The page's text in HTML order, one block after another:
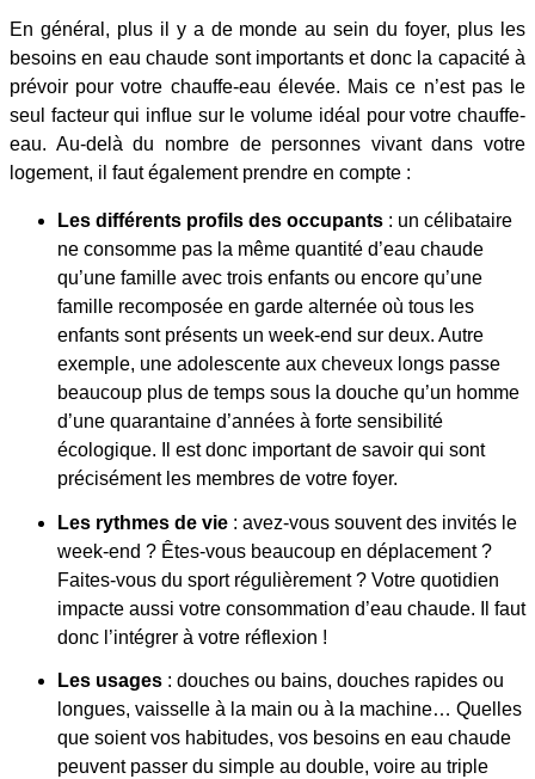
En général, plus il y a de monde au sein du foyer, plus les
besoins en eau chaude sont importants et donc la capacité à
prévoir pour votre chauffe-eau élevée. Mais ce n’est pas le
seul facteur qui influe sur le volume idéal pour votre chauffe-
eau. Au-delà du nombre de personnes vivant dans votre
logement, il faut également prendre en compte :
Les différents profils des occupants : un célibataire
ne consomme pas la même quantité d’eau chaude
qu’une famille avec trois enfants ou encore qu’une
famille recomposée en garde alternée où tous les
enfants sont présents un week-end sur deux. Autre
exemple, une adolescente aux cheveux longs passe
beaucoup plus de temps sous la douche qu’un homme
d’une quarantaine d’années à forte sensibilité
écologique. Il est donc important de savoir qui sont
précisément les membres de votre foyer.
Les rythmes de vie : avez-vous souvent des invités le
week-end ? Êtes-vous beaucoup en déplacement ?
Faites-vous du sport régulièrement ? Votre quotidien
impacte aussi votre consommation d’eau chaude. Il faut
donc l’intégrer à votre réflexion !
Les usages : douches ou bains, douches rapides ou
longues, vaisselle à la main ou à la machine… Quelles
que soient vos habitudes, vos besoins en eau chaude
peuvent passer du simple au double, voire au triple